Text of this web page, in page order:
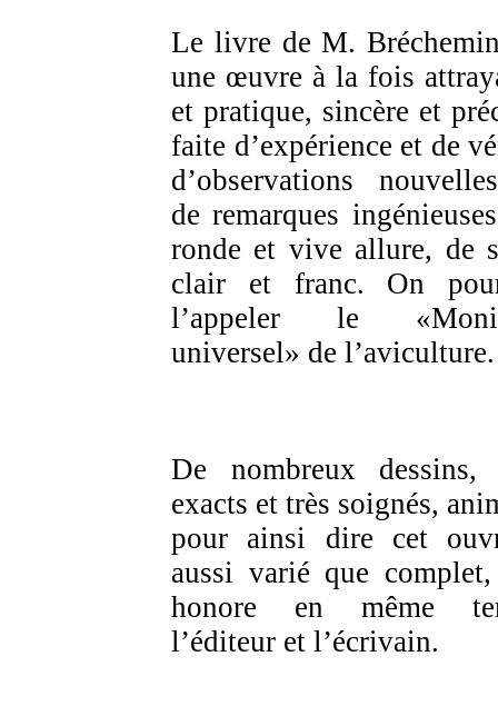
Le livre de M.
une œuvre à la fois
et pratique, sincère et
faite d’expérience et de
d’observations
de remarques
ronde et vive allure, de
clair et franc. On
l’appeler le
universel» de l’aviculture.
De nombreux dessins,
exacts et très soignés,
pour ainsi dire cet
aussi varié que
honore en même
l’éditeur et l’écrivain.